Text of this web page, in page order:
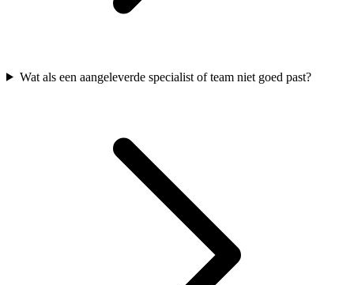
Wat als een aangeleverde specialist of team niet goed past?